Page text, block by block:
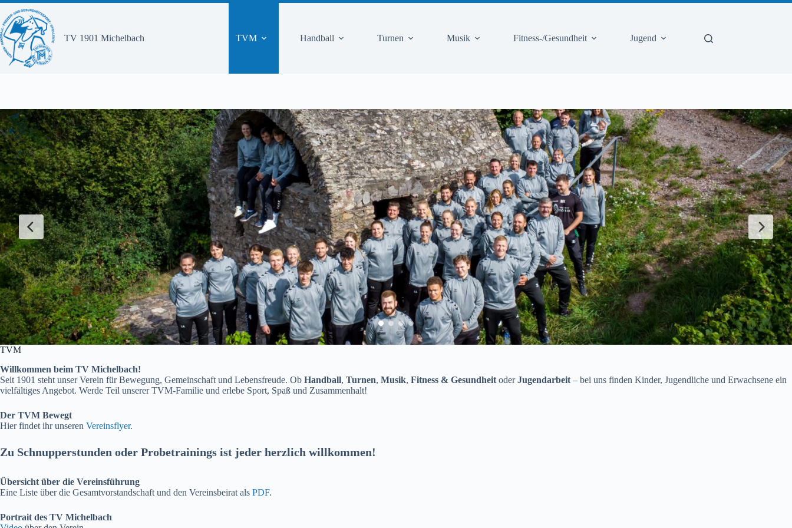
Zum
Inhalt
springen
TV 1901 Michelbach
TVM Handball Turnen Musik Fitness-/Gesundheit Jugend
TVM
Willkommen beim TV Michelbach!
Seit 1901 steht unser Verein für Bewegung, Gemeinschaft und Lebensfreude. Ob Handball, Turnen, Musik, Fitness & Gesundheit oderJugendarbeit – bei uns finden Kinder, Jugendliche und Erwachsene ein
vielfältiges Angebot. Werde Teil unserer TVM-Familie und erlebe Sport, Spaß und Zusammenhalt!
Der TVM Bewegt
Hier findet ihr unseren Vereinsflyer.
Zu Schnupperstunden oder Probetrainings ist jeder herzlich willkommen!
Übersicht über die Vereinsführung
Eine Liste über die Gesamtvorstandschaft und den Vereinsbeirat als PDF.
Portrait des TV Michelbach